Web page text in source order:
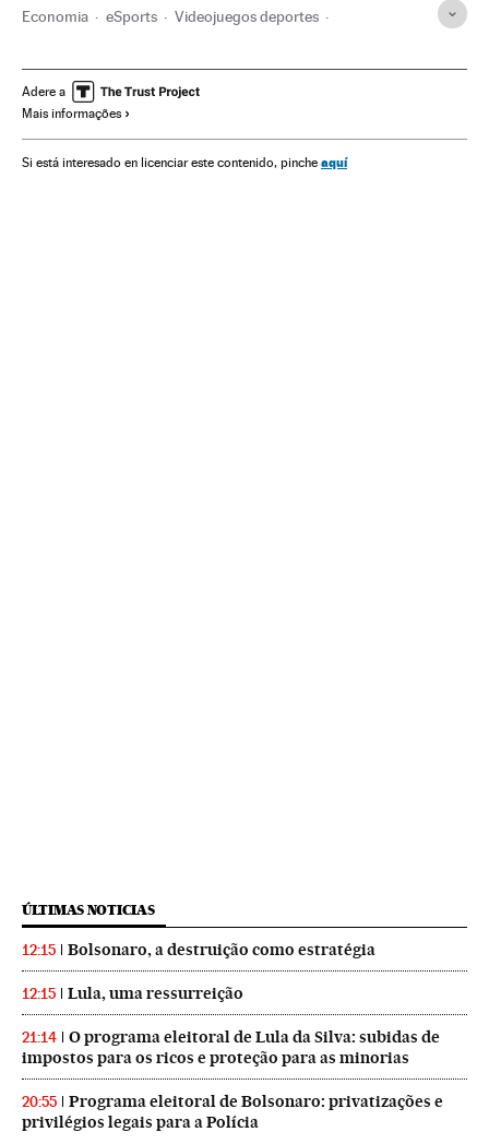
Economia eSports Videojuegos deportes
Géneros videojuegos Video games
Adere a
Mais informações
Si está interesado en licenciar este contenido, pinche aquí
ÚLTIMAS NOTICIAS
12:15 Bolsonaro, a destruição como estratégia
12:15 Lula, uma ressurreição
21:14
O programa eleitoral de Lula da Silva: subidas de
impostos para os ricos e proteção para as minorias
20:55
Programa eleitoral de Bolsonaro: privatizações e
privilégios legais para a Polícia